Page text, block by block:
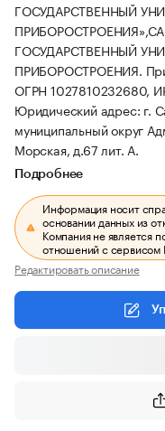
ГОСУДАРСТВЕННЫЙ
ГОСУДАРСТВЕННЫЙ
ПРИБОРОСТРОЕНИЯ.
ОГРН 1027810232680,
Юридический адрес: г.
муниципальный округ
Морская, д.67 лит. А.
Подробнее
Информация носит
основании данных из
Компания не является
отношений с сервисом
Редактировать описание